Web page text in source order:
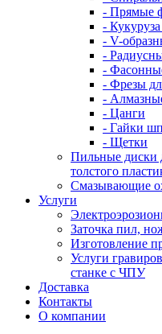
- Прямые
-
- V-
-
-
- Фрезы
-
- Цанги
- Гайки
- Щетки
Пильные диски
толстого
Смазывающие
Услуги
Заточка пил,
Изготовление
Услуги
станке с ЧПУ
Доставка
Контакты
О компании